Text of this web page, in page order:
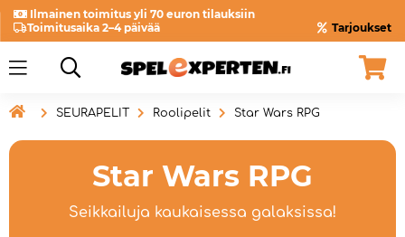
Ilmainen toimitus yli 70 euron tilauksiin
Toimitusaika 2–4 päivää
Tarjoukset
 SEURAPELIT Roolipelit Star Wars RPG
Star Wars RPG
Seikkailuja kaukaisessa galaksissa!